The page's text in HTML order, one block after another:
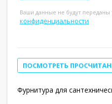
Ваши данные не будут переданы
конфиденциальности
ПОСМОТРЕТЬ
Фурнитура для